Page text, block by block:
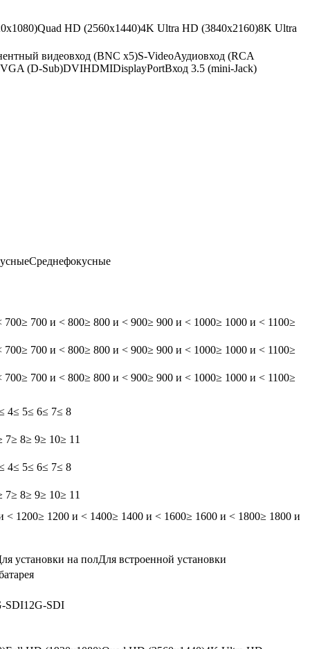
Quad HD (2560x1440)4K Ultra HD (3840х2160)8K Ultra
видеовход (BNC x5)S-VideoАудиовход (RCA
VGA (D-Sub)DVIHDMIDisplayPortВход 3.5 (mini-Jack)
Среднефокусные
700≥ 700 и < 800≥ 800 и < 900≥ 900 и < 1000≥ 1000 и < 1100≥
700≥ 700 и < 800≥ 800 и < 900≥ 900 и < 1000≥ 1000 и < 1100≥
700≥ 700 и < 800≥ 800 и < 900≥ 900 и < 1000≥ 1000 и < 1100≥
4≤ 5≤ 6≤ 7≤ 8
7≥ 8≥ 9≥ 10≥ 11
4≤ 5≤ 6≤ 7≤ 8
7≥ 8≥ 9≥ 10≥ 11
< 1200≥ 1200 и < 1400≥ 1400 и < 1600≥ 1600 и < 1800≥ 1800 и
установки на полДля встроенной установки
SDI12G-SDI